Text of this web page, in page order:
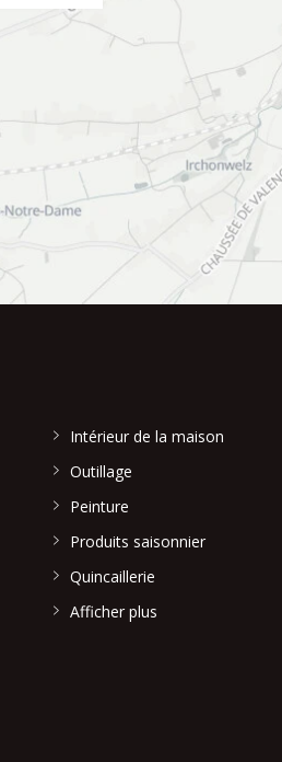
Intérieur de la maison
Outillage
Peinture
Produits saisonnier
Quincaillerie
Afficher plus